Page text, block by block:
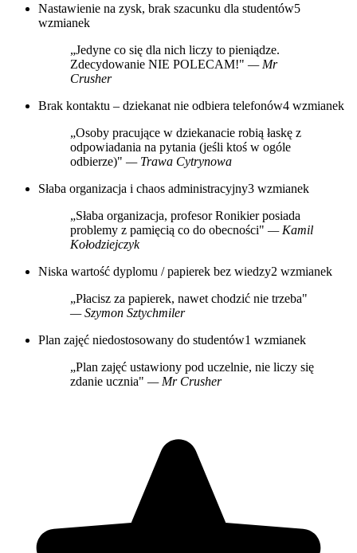
Nastawienie na zysk, brak szacunku dla studentów5
wzmianek
„Jedyne co się dla nich liczy to pieniądze.
Zdecydowanie NIE POLECAM!" — Mr
Crusher
Brak kontaktu – dziekanat nie odbiera telefonów4 wzmianek
„Osoby pracujące w dziekanacie robią łaskę z
odpowiadania na pytania (jeśli ktoś w ogóle
odbierze)" — Trawa Cytrynowa
Słaba organizacja i chaos administracyjny3 wzmianek
„Słaba organizacja, profesor Ronikier posiada
problemy z pamięcią co do obecności" — Kamil
Kołodziejczyk
Niska wartość dyplomu / papierek bez wiedzy2 wzmianek
„Płacisz za papierek, nawet chodzić nie trzeba"
— Szymon Sztychmiler
Plan zajęć niedostosowany do studentów1 wzmianek
„Plan zajęć ustawiony pod uczelnie, nie liczy się
zdanie ucznia" — Mr Crusher